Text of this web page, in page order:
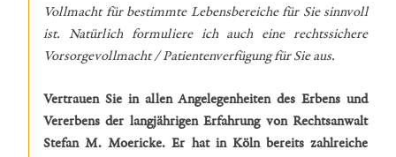
Vollmacht für bestimmte Lebensbereiche für Sie sinnvoll
ist. Natürlich formuliere ich auch eine rechtssichere
Vorsorgevollmacht / Patientenverfügung für Sie aus.
Vertrauen Sie in allen Angelegenheiten des Erbens und
Vererbens der langjährigen Erfahrung von Rechtsanwalt
Stefan M. Moericke. Er hat in Köln bereits zahlreiche